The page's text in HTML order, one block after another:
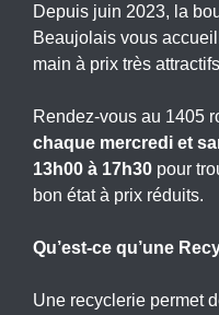
Depuis juin 2023, la
Beaujolais vous
main à prix très
Rendez-vous au 1405
chaque mercredi et
13h00 à 17h30 pour
bon état à prix réduits.
Qu’est-ce qu’une
Une recyclerie permet